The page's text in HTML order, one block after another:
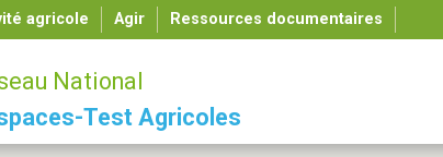
agricole Agir Ressources documentaires
National
Test Agricoles